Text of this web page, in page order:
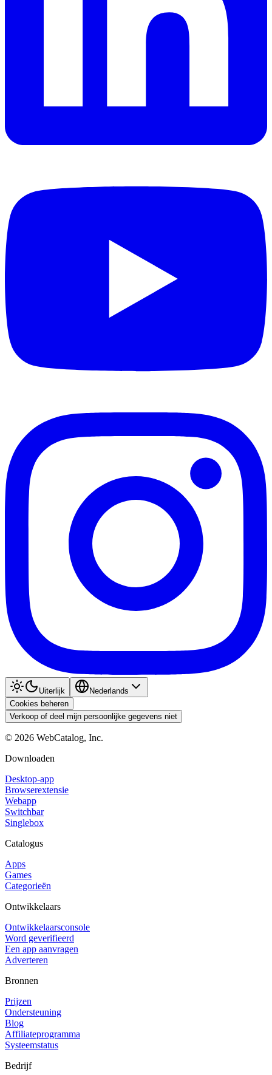
Uiterlijk
Nederlands
Cookies beheren
Verkoop of deel mijn persoonlijke gegevens niet
© 2026 WebCatalog, Inc.
Downloaden
Desktop-app
Browserextensie
Webapp
Switchbar
Singlebox
Catalogus
Apps
Games
Categorieën
Ontwikkelaars
Ontwikkelaarsconsole
Word geverifieerd
Een app aanvragen
Adverteren
Bronnen
Prijzen
Ondersteuning
Blog
Affiliateprogramma
Systeemstatus
Bedrijf